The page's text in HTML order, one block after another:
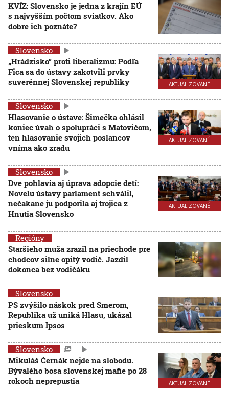
KVÍZ: Slovensko je jedna z krajín EÚ
s najvyšším počtom sviatkov. Ako
dobre ich poznáte?
AKTUALIZOVANÉ
Slovensko
„Hrádzisko“ proti liberalizmu: Podľa
Fica sa do ústavy zakotvili prvky
suverénnej Slovenskej republiky
AKTUALIZOVANÉ
Slovensko
Hlasovanie o ústave: Šimečka ohlásil
koniec úvah o spolupráci s Matovičom,
ten hlasovanie svojich poslancov
vníma ako zradu
AKTUALIZOVANÉ
Slovensko
Dve pohlavia aj úprava adopcie detí:
Novelu ústavy parlament schválil,
nečakane ju podporila aj trojica z
Hnutia Slovensko
Regióny
Staršieho muža zrazil na priechode pre
chodcov silne opitý vodič. Jazdil
dokonca bez vodičáku
Slovensko
PS zvýšilo náskok pred Smerom,
Republika už uniká Hlasu, ukázal
prieskum Ipsos
AKTUALIZOVANÉ
Slovensko
Mikuláš Černák nejde na slobodu.
Bývalého bosa slovenskej mafie po 28
rokoch neprepustia